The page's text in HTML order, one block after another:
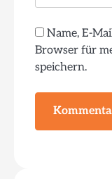
Name, E-
Browser für
speichern.